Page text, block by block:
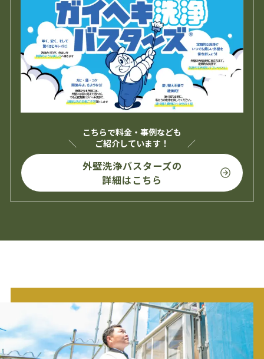
こちらで料金・事例なども
ご紹介しています！
外壁洗浄バスターズの
詳細はこちら